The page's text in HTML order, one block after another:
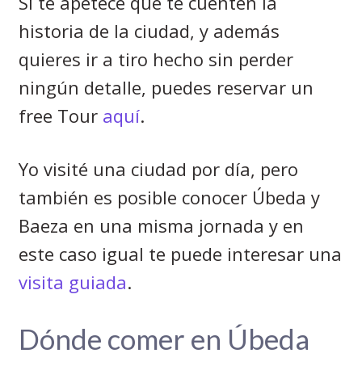
historia de la ciudad, y además
quieres ir a tiro hecho sin perder
ningún detalle, puedes reservar un
free Tour aquí.
Yo visité una ciudad por día, pero
también es posible conocer Úbeda y
Baeza en una misma jornada y en
este caso igual te puede interesar una
visita guiada.
Dónde comer en Úbeda